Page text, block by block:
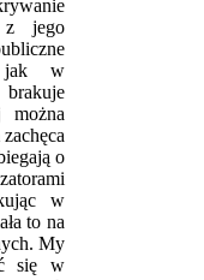
z jego
jak w
można
o
w
to na
My
się w